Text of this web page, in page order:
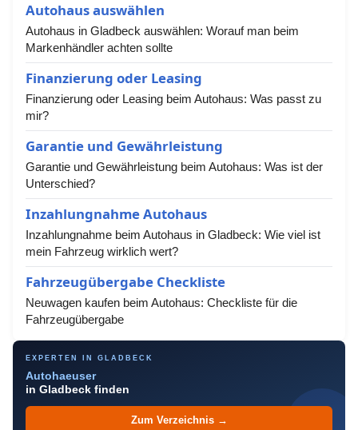
Autohaus auswählen
Autohaus in Gladbeck auswählen: Worauf man beim
Markenhändler achten sollte
Finanzierung oder Leasing
Finanzierung oder Leasing beim Autohaus: Was passt zu
mir?
Garantie und Gewährleistung
Garantie und Gewährleistung beim Autohaus: Was ist der
Unterschied?
Inzahlungnahme Autohaus
Inzahlungnahme beim Autohaus in Gladbeck: Wie viel ist
mein Fahrzeug wirklich wert?
Fahrzeugübergabe Checkliste
Neuwagen kaufen beim Autohaus: Checkliste für die
Fahrzeugübergabe
EXPERTEN IN GLADBECK
Autohaeuser
in Gladbeck finden
Zum Verzeichnis →